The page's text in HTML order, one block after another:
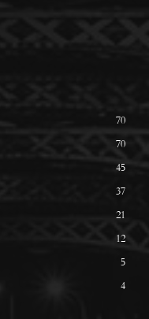
70
70
45
37
21
12
5
4